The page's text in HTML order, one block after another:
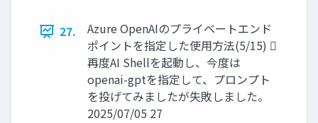
27.
Azure OpenAIのプライベートエンド
ポイントを指定した使用方法(5/15) 
再度AI Shellを起動し、今度は
openai-gptを指定して、プロンプト
を投げてみましたが失敗しました。
2025/07/05 27